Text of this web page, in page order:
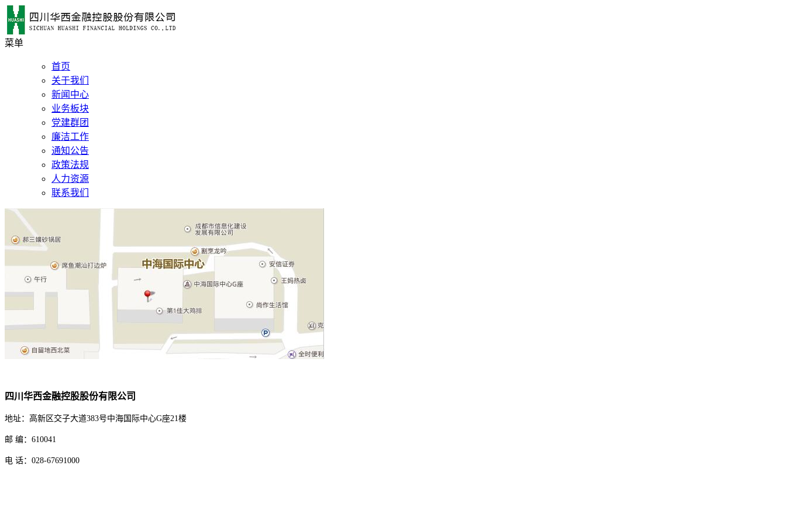
菜单
首页
关于我们
新闻中心
业务板块
党建群团
廉洁工作
通知公告
政策法规
人力资源
联系我们
四川华西金融控股股份有限公司
地址：高新区交子大道383号中海国际中心G座21楼
邮 编：610041
电 话：028-67691000